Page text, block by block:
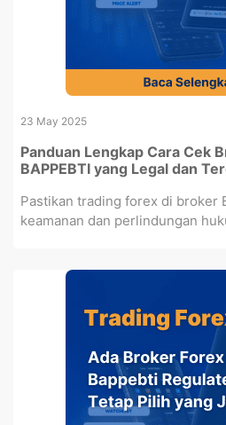
23 May 2025
Panduan Lengkap Cara Cek
BAPPEBTI yang Legal dan
Pastikan trading forex di broker
keamanan dan perlindungan